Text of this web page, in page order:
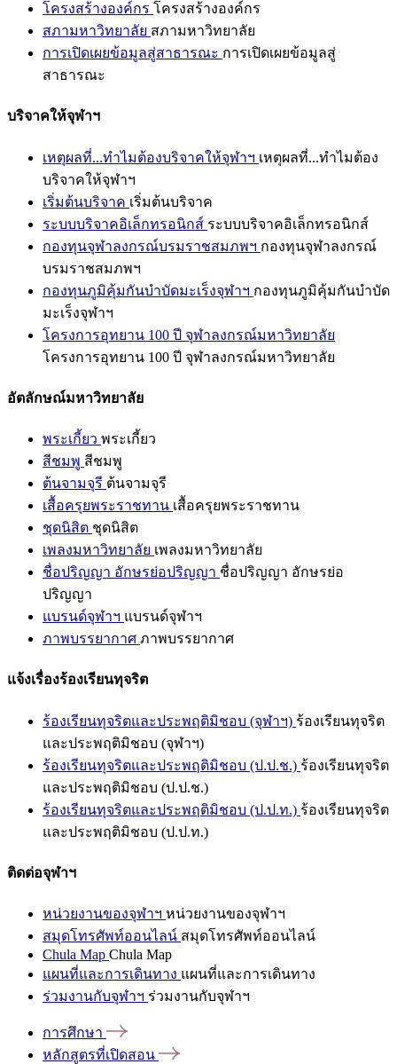
โครงสร้างองค์กร โครงสร้างองค์กร
สภามหาวิทยาลัย สภามหาวิทยาลัย
การเปิดเผยข้อมูลสู่สาธารณะ การเปิดเผยข้อมูลสู่
สาธารณะ
บริจาคให้จุฬาฯ
เหตุผลที่...ทำไมต้องบริจาคให้จุฬาฯ เหตุผลที่...ทำไมต้อง
บริจาคให้จุฬาฯ
เริ่มต้นบริจาค เริ่มต้นบริจาค
ระบบบริจาคอิเล็กทรอนิกส์ ระบบบริจาคอิเล็กทรอนิกส์
กองทุนจุฬาลงกรณ์บรมราชสมภพฯ กองทุนจุฬาลงกรณ์
บรมราชสมภพฯ
กองทุนภูมิคุ้มกันบำบัดมะเร็งจุฬาฯ กองทุนภูมิคุ้มกันบำบัด
มะเร็งจุฬาฯ
โครงการอุทยาน 100 ปี จุฬาลงกรณ์มหาวิทยาลัย
โครงการอุทยาน 100 ปี จุฬาลงกรณ์มหาวิทยาลัย
อัตลักษณ์มหาวิทยาลัย
พระเกี้ยว พระเกี้ยว
สีชมพู สีชมพู
ต้นจามจุรี ต้นจามจุรี
เสื้อครุยพระราชทาน เสื้อครุยพระราชทาน
ชุดนิสิต ชุดนิสิต
เพลงมหาวิทยาลัย เพลงมหาวิทยาลัย
ชื่อปริญญา อักษรย่อปริญญา ชื่อปริญญา อักษรย่อ
ปริญญา
แบรนด์จุฬาฯ แบรนด์จุฬาฯ
ภาพบรรยากาศ ภาพบรรยากาศ
แจ้งเรื่องร้องเรียนทุจริต
ร้องเรียนทุจริตและประพฤติมิชอบ (จุฬาฯ) ร้องเรียนทุจริต
และประพฤติมิชอบ (จุฬาฯ)
ร้องเรียนทุจริตและประพฤติมิชอบ (ป.ป.ช.) ร้องเรียนทุจริต
และประพฤติมิชอบ (ป.ป.ช.)
ร้องเรียนทุจริตและประพฤติมิชอบ (ป.ป.ท.) ร้องเรียนทุจริต
และประพฤติมิชอบ (ป.ป.ท.)
ติดต่อจุฬาฯ
หน่วยงานของจุฬาฯ หน่วยงานของจุฬาฯ
สมุดโทรศัพท์ออนไลน์ สมุดโทรศัพท์ออนไลน์
Chula Map Chula Map
แผนที่และการเดินทาง แผนที่และการเดินทาง
ร่วมงานกับจุฬาฯ ร่วมงานกับจุฬาฯ
การศึกษา
หลักสูตรที่เปิดสอน